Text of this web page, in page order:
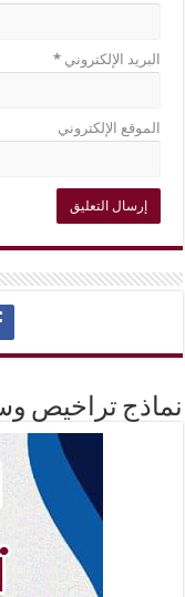
البريد الإلكتروني*
الموقع الإلكتروني
نماذج تراخيص